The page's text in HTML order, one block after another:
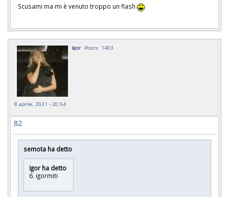
Scusami ma mi è venuto troppo un flash
Igor Posts: 1403
8 aprile, 2021 - 20:54
82
semota ha detto
Igor ha detto
6. igormiti